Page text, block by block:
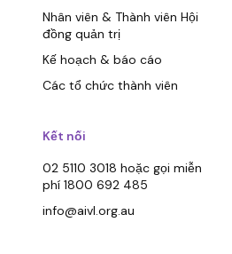
Nhân viên & Thành viên Hội
đồng quản trị
Kế hoạch & báo cáo
Các tổ chức thành viên
Kết nối
02 5110 3018 hoặc gọi miễn
phí 1800 692 485
info@aivl.org.au